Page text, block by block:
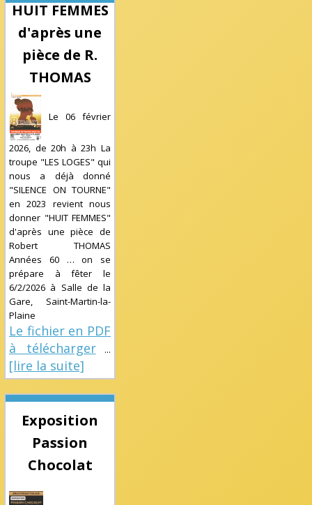
HUIT FEMMES
d'après une
pièce de R.
THOMAS
Le 06 février
2026, de 20h à 23h La
troupe "LES LOGES" qui
nous a déjà donné
"SILENCE ON TOURNE"
en 2023 revient nous
donner "HUIT FEMMES"
d'après une pièce de
Robert THOMAS
Années 60 … on se
prépare à fêter le
6/2/2026 à Salle de la
Gare, Saint-Martin-la-
Plaine
Le fichier en PDF
à télécharger...
[lire la suite]
Exposition
Passion
Chocolat